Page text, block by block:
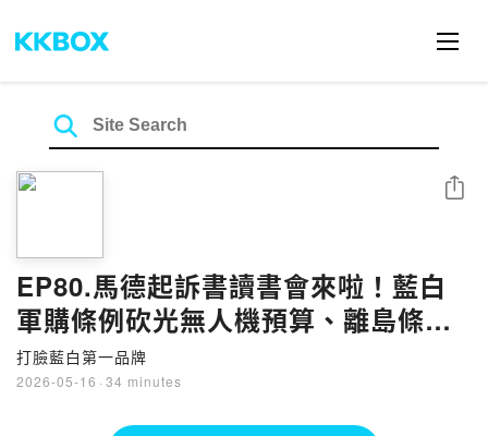
EP80.馬德起訴書讀書會來啦！藍白
軍購條例砍光無人機預算、離島條例
開大門歡迎中國，一次看清賣台第一
品牌｜打臉藍白第一品牌
打臉藍白第一品牌
2026-05-16 · 34 minutes
Share